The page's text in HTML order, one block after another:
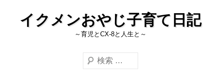
イクメンおやじ子育て日記
～育児とCX-8と人生と～
検
索